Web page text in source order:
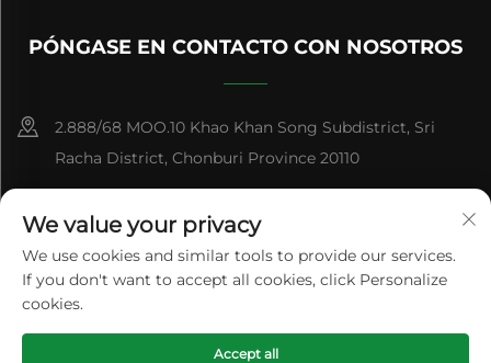
PÓNGASE EN CONTACTO CON NOSOTROS
2.888/68 MOO.10 Khao Khan Song Subdistrict, Sri
Racha District, Chonburi Province 20110
[email protected]
Derechos de Autor © Panan Feihu Plastic Co., Ltd. Todos los
We value your privacy
We use cookies and similar tools to provide our services.
If you don't want to accept all cookies, click Personalize
cookies.
Accept all